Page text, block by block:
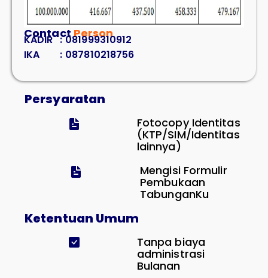
ContactPerson
KADIR : 081999310912
IKA
: 087810218756
Persyaratan
Fotocopy Identitas
(KTP/SIM/Identitas
lainnya)
Mengisi Formulir
Pembukaan
TabunganKu
Ketentuan Umum
Tanpa biaya
administrasi
Bulanan